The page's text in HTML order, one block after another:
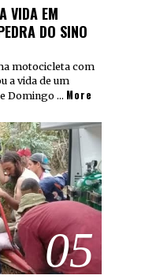
VIDA EM
DO SINO
motocicleta com
a vida de um
Domingo … More
05